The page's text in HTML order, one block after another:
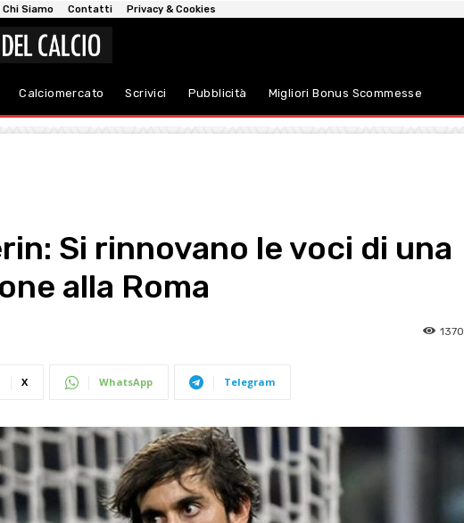
Chi Siamo Contatti Privacy & Cookies
Calciomercato Scrivici Pubblicità Migliori Bonus Scommesse
Si rinnovano le voci di una
alla Roma
1370
X WhatsApp Telegram